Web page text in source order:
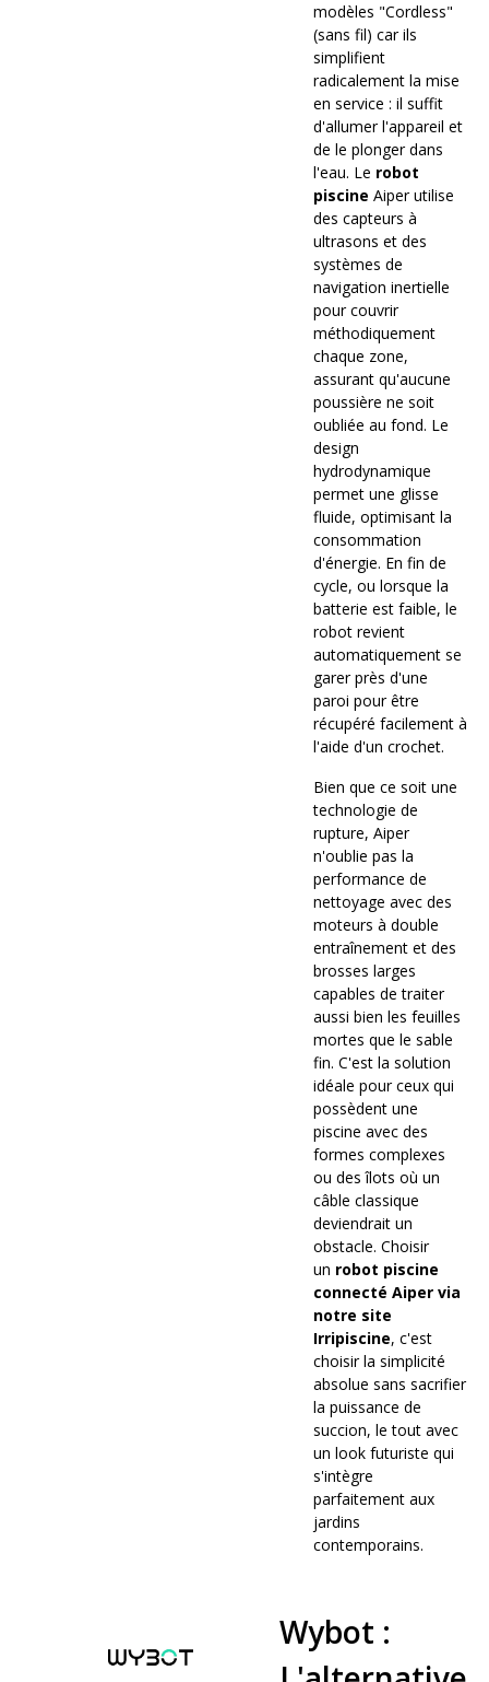
modèles "Cordless"
(sans fil) car ils
simplifient
radicalement la mise
en service : il suffit
d'allumer l'appareil et
de le plonger dans
l'eau. Le robot
piscine Aiper utilise
des capteurs à
ultrasons et des
systèmes de
navigation inertielle
pour couvrir
méthodiquement
chaque zone,
assurant qu'aucune
poussière ne soit
oubliée au fond. Le
design
hydrodynamique
permet une glisse
fluide, optimisant la
consommation
d'énergie. En fin de
cycle, ou lorsque la
batterie est faible, le
robot revient
automatiquement se
garer près d'une
paroi pour être
récupéré facilement à
l'aide d'un crochet.
Bien que ce soit une
technologie de
rupture, Aiper
n'oublie pas la
performance de
nettoyage avec des
moteurs à double
entraînement et des
brosses larges
capables de traiter
aussi bien les feuilles
mortes que le sable
fin. C'est la solution
idéale pour ceux qui
possèdent une
piscine avec des
formes complexes
ou des îlots où un
câble classique
deviendrait un
obstacle. Choisir
un robot piscine
connecté Aiper via
notre site
Irripiscine, c'est
choisir la simplicité
absolue sans sacrifier
la puissance de
succion, le tout avec
un look futuriste qui
s'intègre
parfaitement aux
jardins
contemporains.
Wybot :